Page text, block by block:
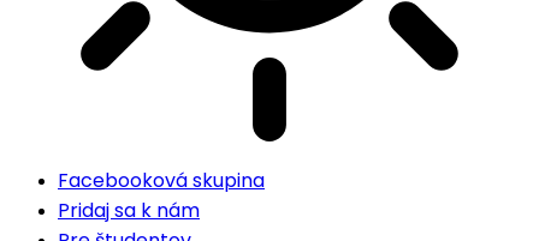
Facebooková skupina
Pridaj sa k nám